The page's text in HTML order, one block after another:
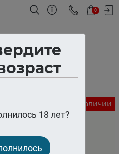
18 лет?
0
Нет в наличии